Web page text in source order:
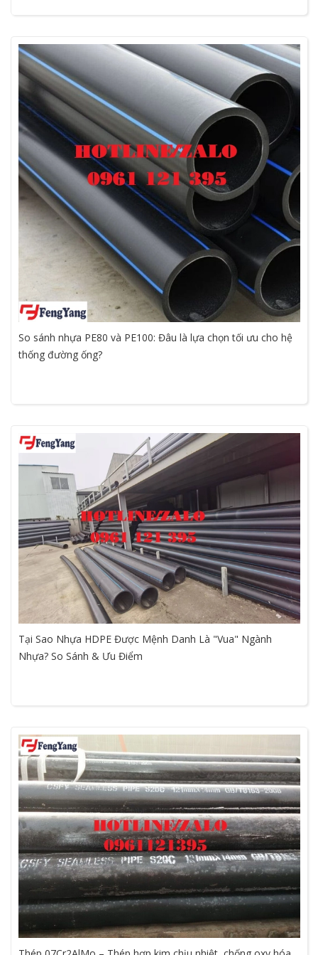
So sánh nhựa PE80 và PE100: Đâu là lựa chọn tối ưu cho hệ
thống đường ống?
Tại Sao Nhựa HDPE Được Mệnh Danh Là "Vua" Ngành
Nhựa? So Sánh & Ưu Điểm